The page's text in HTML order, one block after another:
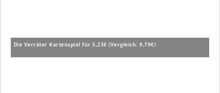
Die Verräter Kartenspiel für 5,23€ (Vergleich: 9,79€)